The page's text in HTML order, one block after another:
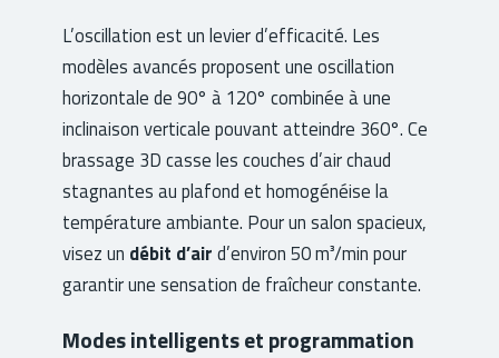
L’oscillation est un levier d’efficacité. Les
modèles avancés proposent une oscillation
horizontale de 90° à 120° combinée à une
inclinaison verticale pouvant atteindre 360°. Ce
brassage 3D casse les couches d’air chaud
stagnantes au plafond et homogénéise la
température ambiante. Pour un salon spacieux,
visez un débit d’air d’environ 50 m³/min pour
garantir une sensation de fraîcheur constante.
Modes intelligents et programmation